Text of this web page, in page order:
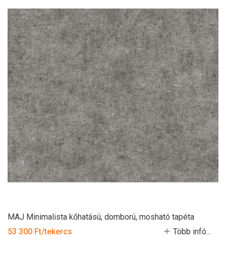
MAJ Minimalista kőhatású, domború, mosható tapéta
53 300 Ft/tekercs
Több infó...